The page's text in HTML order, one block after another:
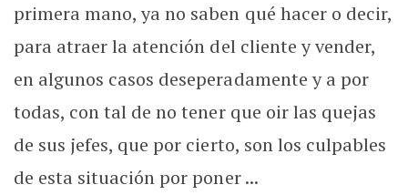
primera mano, ya no saben qué hacer o decir,
para atraer la atención del cliente y vender,
en algunos casos deseperadamente y a por
todas, con tal de no tener que oir las quejas
de sus jefes, que por cierto, son los culpables
de esta situación por poner ...